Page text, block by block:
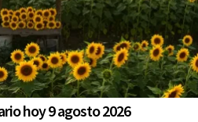
hoy 9 agosto 2026